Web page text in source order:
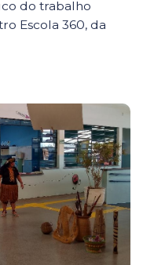
do trabalho
Escola 360, da